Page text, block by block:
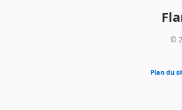
©
Plan du